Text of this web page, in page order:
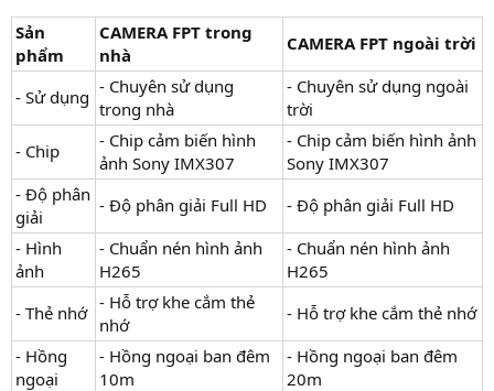
Sản
phẩm
CAMERA FPT trong
nhà
CAMERA FPT ngoài trời
- Sử dụng - Chuyên sử dụng
trong nhà
- Chuyên sử dụng ngoài
trời
- Chip
- Chip cảm biến hình
ảnh Sony IMX307
- Chip cảm biến hình ảnh
Sony IMX307
- Độ phân
giải
- Độ phân giải Full HD
- Độ phân giải Full HD
- Hình
ảnh
- Chuẩn nén hình ảnh
H265
- Chuẩn nén hình ảnh
H265
- Thẻ nhớ - Hỗ trợ khe cắm thẻ
nhớ
- Hỗ trợ khe cắm thẻ nhớ
- Hồng
ngoại
- Hồng ngoại ban đêm
10m
- Hồng ngoại ban đêm
20m